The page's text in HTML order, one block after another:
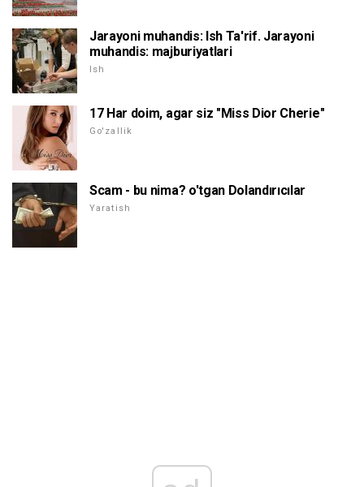
Jarayoni muhandis: Ish Ta'rif. Jarayoni
muhandis: majburiyatlari
Ish
17 Har doim, agar siz "Miss Dior Cherie"
Go'zallik
Scam - bu nima? o'tgan Dolandırıcılar
Yaratish